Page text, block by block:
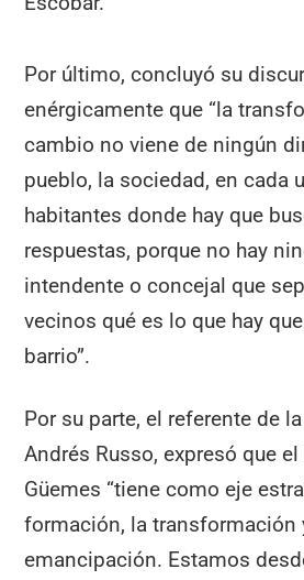
Por último, concluyó su
enérgicamente que “la
cambio no viene de ningún
pueblo, la sociedad, en cada
habitantes donde hay que
respuestas, porque no hay
intendente o concejal que
vecinos qué es lo que hay
barrio”.
Por su parte, el referente de
Andrés Russo, expresó que
Güemes “tiene como eje
formación, la transformación
emancipación. Estamos